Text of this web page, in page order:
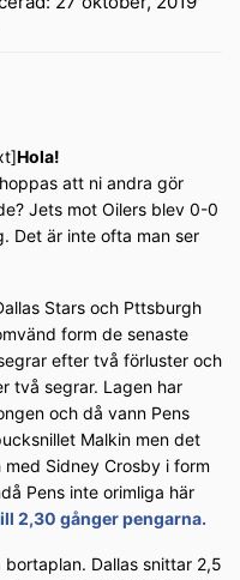
Hola!
att ni andra gör
Jets mot Oilers blev 0-0
Det är inte ofta man ser
Stars och Pttsburgh
form de senaste
efter två förluster och
två segrar. Lagen har
och då vann Pens
Malkin men det
Sidney Crosby i form
Pens inte orimliga här
2,30 gånger pengarna.
Dallas snittar 2,5